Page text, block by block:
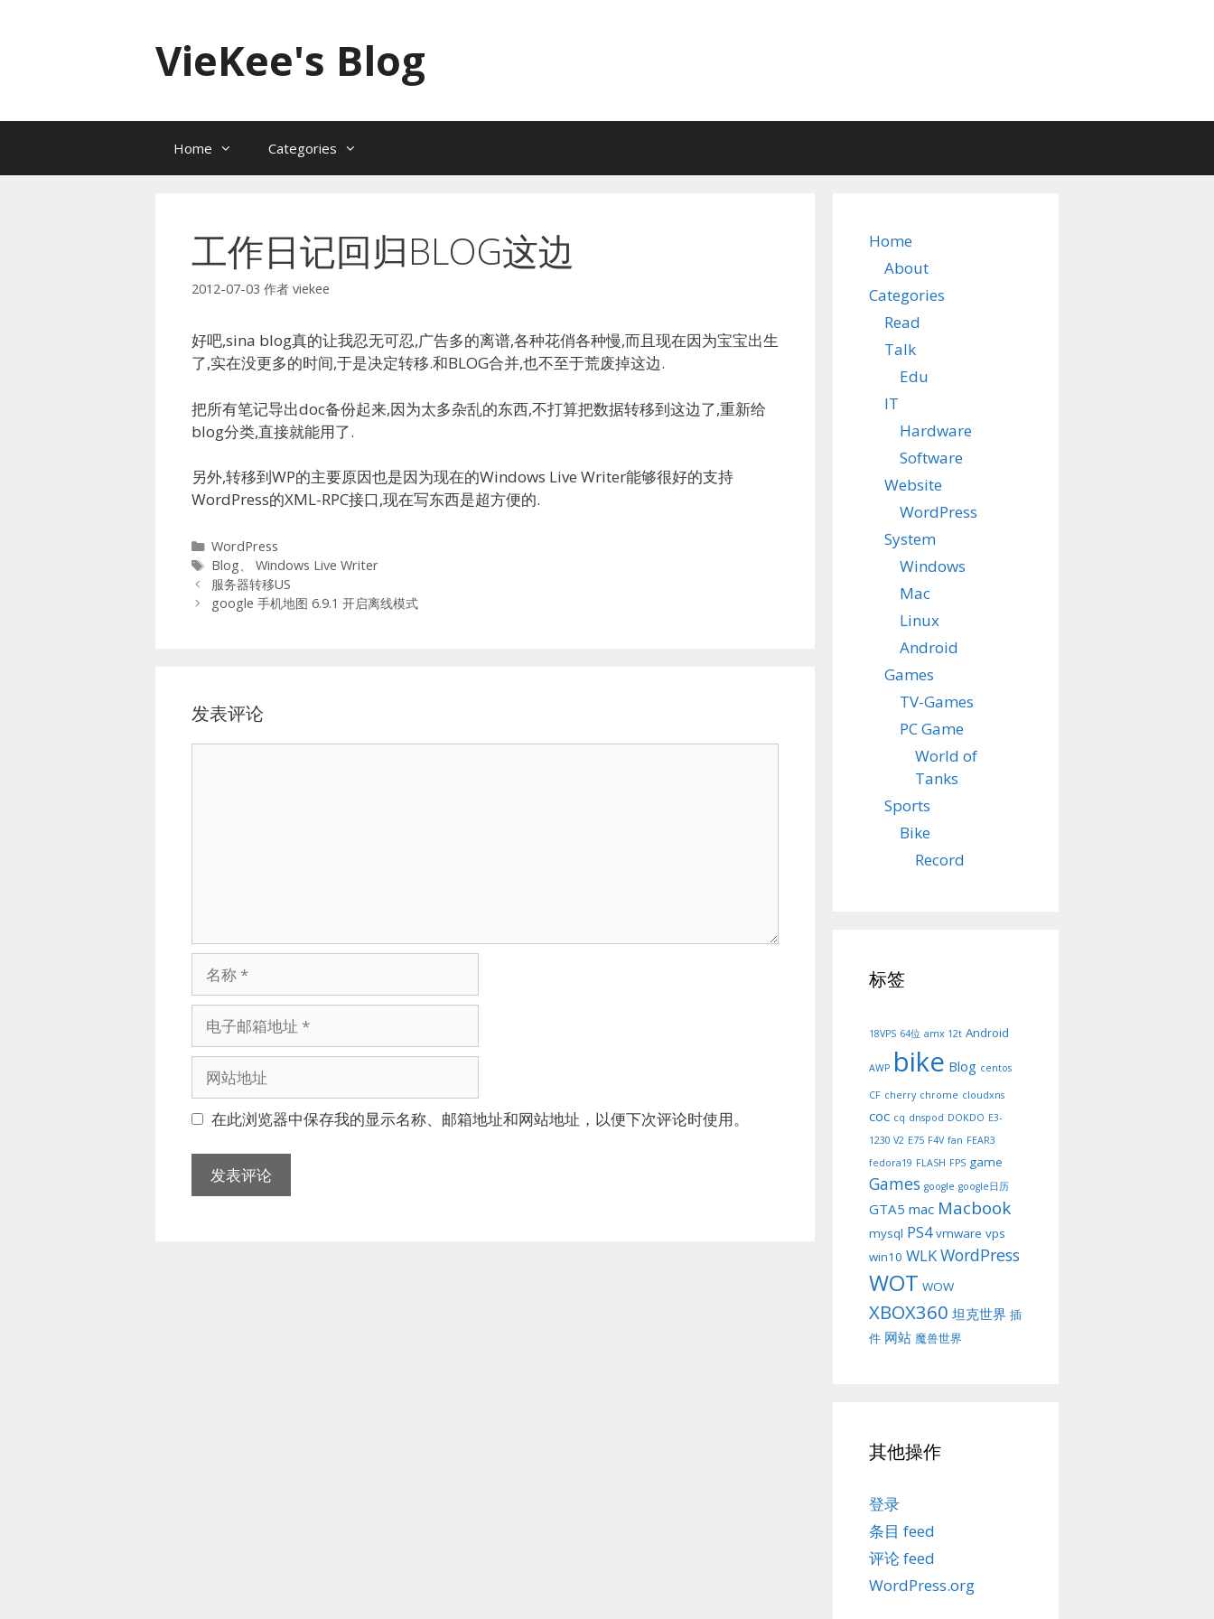
VieKee's Blog
Home Categories
工作日记回归BLOG这边
2012-07-03 作者 viekee
好吧,sina blog真的让我忍无可忍,广告多的离谱,各种花俏各种慢,而且现在因为宝宝出生
了,实在没更多的时间,于是决定转移.和BLOG合并,也不至于荒废掉这边.
把所有笔记导出doc备份起来,因为太多杂乱的东西,不打算把数据转移到这边了,重新给
blog分类,直接就能用了.
另外,转移到WP的主要原因也是因为现在的Windows Live Writer能够很好的支持
WordPress的XML-RPC接口,现在写东西是超方便的.
分
类
WordPress
标
签
Blog、 Windows Live Writer
服务器转移US
google 手机地图 6.9.1 开启离线模式
发表评论
邮
地
址
地 在此浏览器中保存我的显示名称、邮箱地址和网站地址，以便下次评论时使用。
Home
About
Categories
Read
Talk
Edu
IT
Hardware
Software
Website
WordPress
System
Windows
Mac
Linux
Android
Games
TV-Games
PC Game
World of
Tanks
Sports
Bike
Record
标签
18VPS 64位 amx 12t Android
AWP bike Blog centos
CF cherry chrome cloudxns
coc cq dnspod DOKDO E3-
1230 V2 E75 F4V fan FEAR3
fedora19 FLASH FPS game
Games google google日历
GTA5 mac Macbook
mysql PS4 vmware vps
win10 WLKWordPress
WOT WOW
XBOX360 坦克世界 插
件 网站 魔兽世界
其他操作
登录
条目 feed
评论 feed
WordPress.org